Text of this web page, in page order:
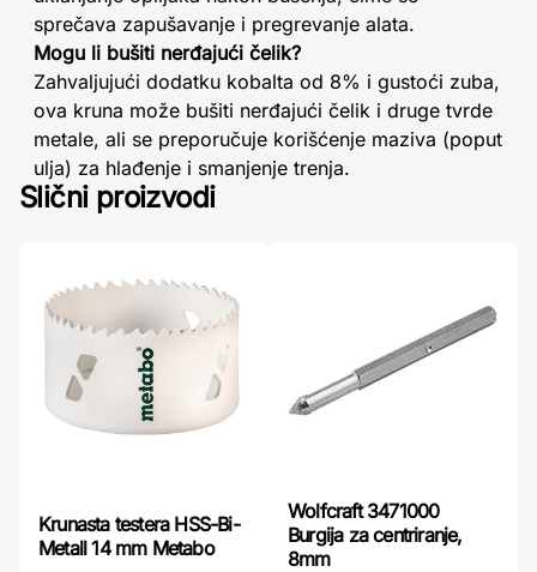
sprečava zapušavanje i pregrevanje alata.
Mogu li bušiti nerđajući čelik?
Zahvaljujući dodatku kobalta od 8% i gustoći zuba,
ova kruna može bušiti nerđajući čelik i druge tvrde
metale, ali se preporučuje korišćenje maziva (poput
ulja) za hlađenje i smanjenje trenja.
Slični proizvodi
Krunasta testera HSS-Bi-
Metall 14 mm Metabo
Wolfcraft 3471000
Burgija za centriranje,
8mm